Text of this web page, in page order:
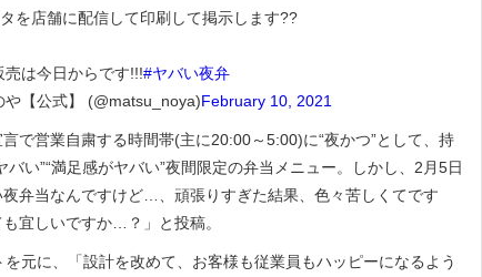
を店舗に配信して印刷して掲示します??
売は今日からです!!!#ヤバい夜弁
【公式】 (@matsu_noya)February 10, 2021
で営業自粛する時間帯(主に20:00～5:00)に“夜かつ”として、持
い”“満足感がヤバい”夜間限定の弁当メニュー。しかし、2月5日
弁当なんですけど…、頑張りすぎた結果、色々苦しくてです
宜しいですか…？」と投稿。
元に、「設計を改めて、お客様も従業員もハッピーになるよう